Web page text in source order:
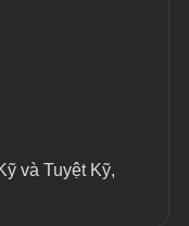
và Tuyệt Kỹ,